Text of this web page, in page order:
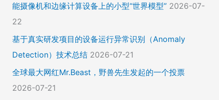
能摄像机和边缘计算设备上的小型“世界模型” 2026-07-
22
基于真实研发项目的设备运行异常识别（Anomaly
Detection）技术总结 2026-07-21
全球最大网红Mr.Beast，野兽先生发起的一个投票
2026-07-21